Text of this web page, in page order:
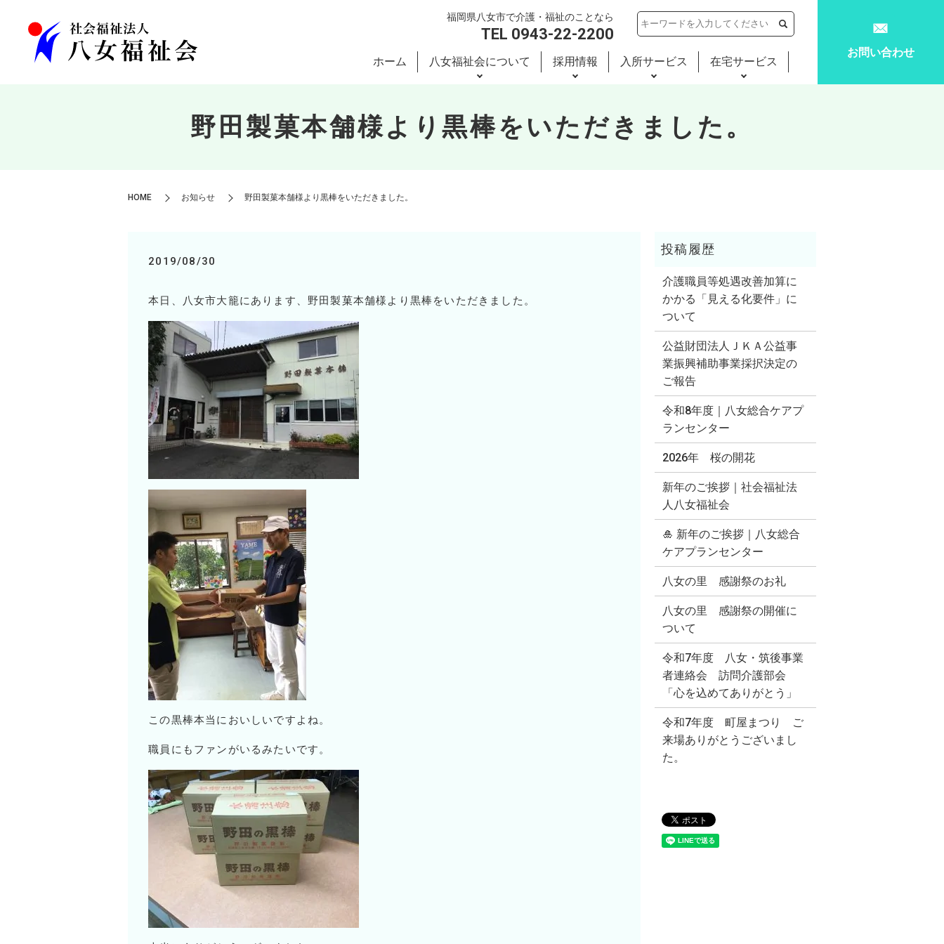
ホーム 八女福祉会について 採用情報 入所サービス 在宅サービス
福岡県八女市で介護・福祉のことなら
TEL 0943-22-2200
お問い合わせ
野田製菓本舗様より黒棒をいただきました。
HOME お知らせ 野田製菓本舗様より黒棒をいただきました。
2019/08/30
本日、八女市大籠にあります、野田製菓本舗様より黒棒をいただきました。
この黒棒本当においしいですよね。
職員にもファンがいるみたいです。
介護職員等処遇改善加算に
かかる「見える化要件」に
ついて
公益財団法人ＪＫＡ公益事
業振興補助事業採択決定の
ご報告
令和8年度｜八女総合ケアプ
ランセンター
2026年 桜の開花
新年のご挨拶｜社会福祉法
人八女福祉会
🎍 新年のご挨拶｜八女総合
ケアプランセンター
八女の里 感謝祭のお礼
八女の里 感謝祭の開催に
ついて
令和7年度 八女・筑後事業
者連絡会 訪問介護部会
「心を込めてありがとう」
令和7年度 町屋まつり ご
来場ありがとうございまし
た。